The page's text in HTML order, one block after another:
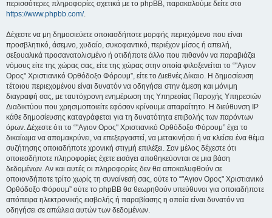
περισσότερες πληροφορίες σχετικά με το phpBB, παρακαλούμε δείτε στο
https://www.phpbb.com/.
Δέχεστε να μη δημοσιεύετε οποιασδήποτε μορφής περιεχόμενο που είναι
προσβλητικό, άσεμνο, χυδαίο, συκοφαντικό, περιέχον μίσος ή απειλή,
σεξουαλικά προσανατολισμένο ή οτιδήποτε άλλο που πιθανόν να παραβιάζει
νόμους είτε της χώρας σας, είτε της χώρας στην οποία φιλοξενείται το “"Αγιον
Ορος" Χριστιανικό Ορθόδοξο Φόρουμ”, είτε το Διεθνές Δίκαιο. Η δημοσίευση
τέτοιου περιεχομένου είναι δυνατόν να οδηγήσει στην άμεση και μόνιμη
διαγραφή σας, με ταυτόχρονη ενημέρωση της Υπηρεσίας Παροχής Υπηρεσιών
Διαδικτύου που χρησιμοποιείτε εφόσον κρίνουμε απαραίτητο. Η διεύθυνση IP
κάθε δημοσίευσης καταγράφεται για τη δυνατότητα επιβολής των παρόντων
όρων. Δέχεστε ότι το “"Αγιον Ορος" Χριστιανικό Ορθόδοξο Φόρουμ” έχει το
δικαίωμα να απομακρύνει, να επεξεργαστεί, να μετακινήσει ή να κλείσει ένα θέμα
συζήτησης οποιαδήποτε χρονική στιγμή επιλέξει. Σαν μέλος δέχεστε ότι
οποιεσδήποτε πληροφορίες έχετε εισάγει αποθηκεύονται σε μια βάση
δεδομένων. Αν και αυτές οι πληροφορίες δεν θα αποκαλυφθούν σε
οποιονδήποτε τρίτο χωρίς τη συναίνεσή σας, ούτε το “"Αγιον Ορος" Χριστιανικό
Ορθόδοξο Φόρουμ” ούτε το phpBB θα θεωρηθούν υπεύθυνοι για οποιαδήποτε
απόπειρα ηλεκτρονικής εισβολής ή παραβίασης η οποία είναι δυνατόν να
οδηγήσει σε απώλεια αυτών των δεδομένων.